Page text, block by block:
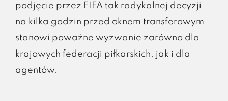
podjęcie przez FIFA tak radykalnej decyzji
na kilka godzin przed oknem transferowym
stanowi poważne wyzwanie zarówno dla
krajowych federacji piłkarskich, jak i dla
agentów.